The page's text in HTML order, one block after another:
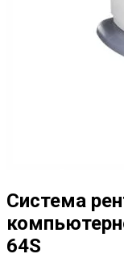
Система
64S